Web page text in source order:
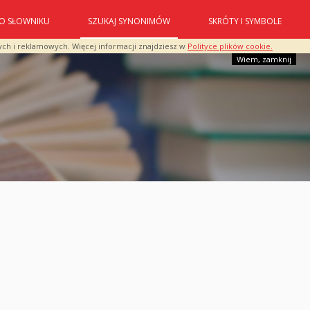
i reklamowych. Więcej informacji znajdziesz w Polityce plików cookie.
Wiem, zamknij
O SŁOWNIKU SZUKAJ SYNONIMÓW SKRÓTY I SYMBOLE